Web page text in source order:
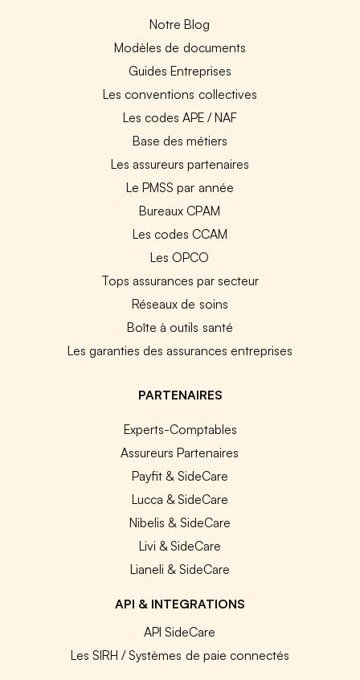
Notre Blog
Modèles de documents
Guides Entreprises
Les conventions collectives
Les codes APE / NAF
Base des métiers
Les assureurs partenaires
Le PMSS par année
Bureaux CPAM
Les codes CCAM
Les OPCO
Tops assurances par secteur
Réseaux de soins
Boîte à outils santé
Les garanties des assurances entreprises
PARTENAIRES
Experts-Comptables
Assureurs Partenaires
Payfit & SideCare
Lucca & SideCare
Nibelis & SideCare
Livi & SideCare
Lianeli & SideCare
API & INTEGRATIONS
API SideCare
Les SIRH / Systèmes de paie connectés